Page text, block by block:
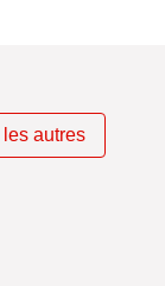
les autres